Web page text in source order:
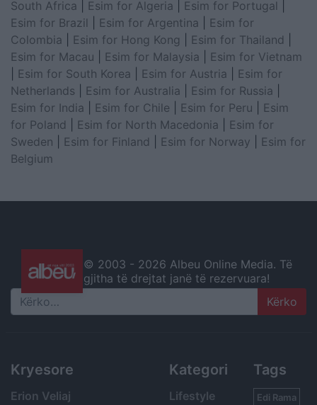
South Africa
Esim for Algeria Esim for Portugal
Esim for Brazil
Esim for Argentina
Esim for
Colombia
Esim for Hong Kong Esim for Thailand
Esim for Macau
Esim for Malaysia
Esim for Vietnam
Esim for South Korea Esim for Austria
Esim for
Netherlands
Esim for Australia Esim for Russia
Esim for India
Esim for Chile Esim for Peru
Esim
for Poland
Esim for North Macedonia
Esim for
Sweden
Esim for Finland Esim for Norway
Esim for
Belgium
© 2003 - 2026 Albeu Online Media. Të
gjitha të drejtat janë të rezervuara!
Search
Kryesore
Erion Veliaj
Kategori
Lifestyle
Tags
Edi Rama